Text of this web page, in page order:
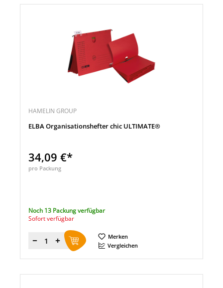
HAMELIN GROUP
ELBA Organisationshefter chic ULTIMATE®
34,09 €*
pro Packung
Noch 13 Packung verfügbar
Sofort verfügbar
Menge
Merken
Vergleichen